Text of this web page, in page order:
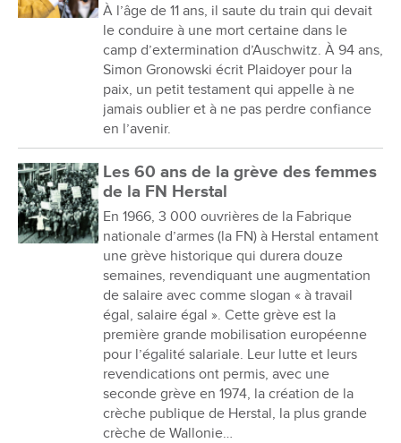
À l’âge de 11 ans, il saute du train qui devait
le conduire à une mort certaine dans le
camp d’extermination d’Auschwitz. À 94 ans,
Simon Gronowski écrit Plaidoyer pour la
paix, un petit testament qui appelle à ne
jamais oublier et à ne pas perdre confiance
en l’avenir.
Les 60 ans de la grève des femmes
de la FN Herstal
En 1966, 3 000 ouvrières de la Fabrique
nationale d’armes (la FN) à Herstal entament
une grève historique qui durera douze
semaines, revendiquant une augmentation
de salaire avec comme slogan « à travail
égal, salaire égal ». Cette grève est la
première grande mobilisation européenne
pour l’égalité salariale. Leur lutte et leurs
revendications ont permis, avec une
seconde grève en 1974, la création de la
crèche publique de Herstal, la plus grande
crèche de Wallonie…